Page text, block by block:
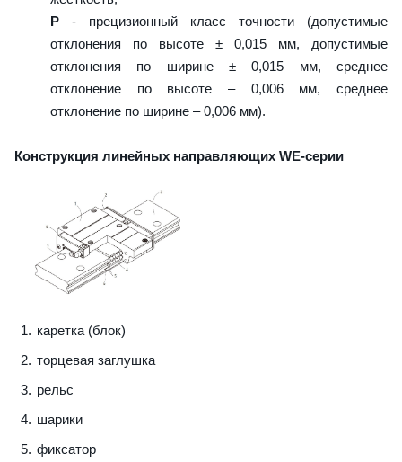
P - прецизионный класс точности (допустимые
отклонения по высоте ± 0,015 мм, допустимые
отклонения по ширине ± 0,015 мм, среднее
отклонение по высоте – 0,006 мм, среднее
отклонение по ширине – 0,006 мм).
Конструкция линейных направляющих WE-серии
каретка (блок)
торцевая заглушка
рельс
шарики
фиксатор